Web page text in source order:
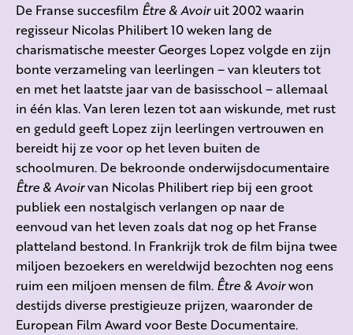
De Franse succesfilm Être & Avoiruit 2002 waarin
regisseur Nicolas Philibert 10 weken lang de
charismatische meester Georges Lopez volgde en zijn
bonte verzameling van leerlingen – van kleuters tot
en met het laatste jaar van de basisschool – allemaal
in één klas. Van leren lezen tot aan wiskunde, met rust
en geduld geeft Lopez zijn leerlingen vertrouwen en
bereidt hij ze voor op het leven buiten de
schoolmuren. De bekroonde onderwijsdocumentaire
Être & Avoirvan Nicolas Philibert riep bij een groot
publiek een nostalgisch verlangen op naar de
eenvoud van het leven zoals dat nog op het Franse
platteland bestond. In Frankrijk trok de film bijna twee
miljoen bezoekers en wereldwijd bezochten nog eens
ruim een miljoen mensen de film. Être & Avoirwon
destijds diverse prestigieuze prijzen, waaronder de
European Film Award voor Beste Documentaire.